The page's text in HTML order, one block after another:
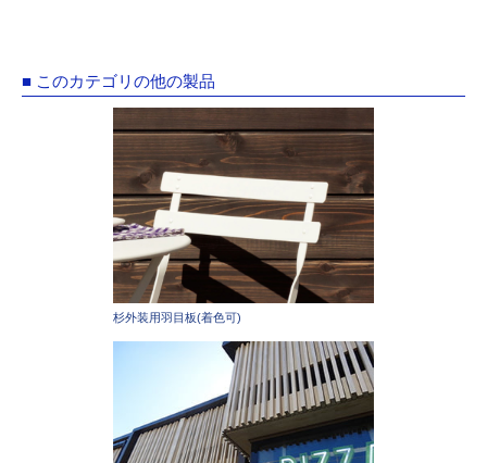
■ このカテゴリの他の製品
杉外装用羽目板(着色可)